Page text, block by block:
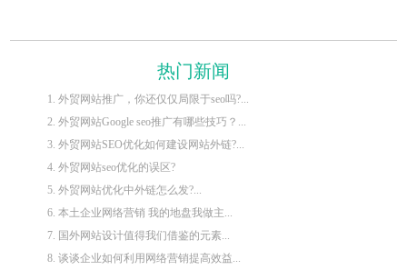
热门新闻
1. 外贸网站推广，你还仅仅局限于seo吗?...
2. 外贸网站Google seo推广有哪些技巧？...
3. 外贸网站SEO优化如何建设网站外链?...
4. 外贸网站seo优化的误区?
5. 外贸网站优化中外链怎么发?...
6. 本土企业网络营销 我的地盘我做主...
7. 国外网站设计值得我们借鉴的元素...
8. 谈谈企业如何利用网络营销提高效益...